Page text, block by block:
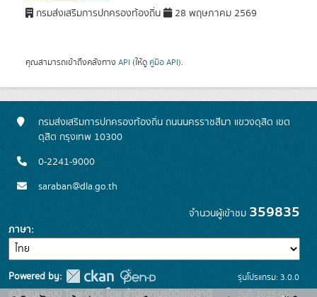
กรมส่งเสริมการปกครองท้องถิ่น 28 พฤษภาคม 2569
คุณสามารถเข้าถึงคลังทาง API (ให้ดู คู่มือ API).
กรมส่งเสริมการปกครองท้องถิ่น ถนนนครราชสีมา แขวงดุสิต เขต
ดุสิต กรุงเทพ 10300
0-2241-9000
saraban@dla.go.th
จำนวนผู้เข้าชม 359835
ภาษา
Powered by:
สนับสนุนระบบ Thai-GDC โดย สำนักงานสถิติแห่งชาติ
รุ่นโปรแกรม: 3.0.0
วันที่: 2025-05-